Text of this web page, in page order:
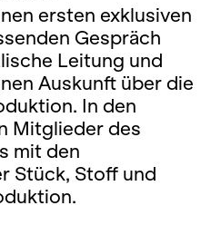
ersten exklusiven
Gespräch
Leitung und
Auskunft über die
In den
Mitglieder des
mit den
Stück, Stoff und